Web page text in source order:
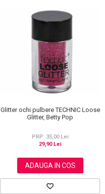
Glitter ochi pulbere TECHNIC Loose
Glitter, Betty Pop
PRP: 35,00 Lei
29,90 Lei
ADAUGA IN COS